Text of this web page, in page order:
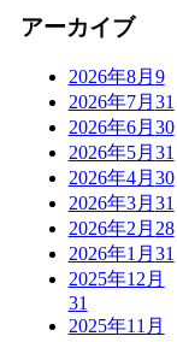
アーカイブ
2026年8月 9
2026年7月 31
2026年6月 30
2026年5月 31
2026年4月 30
2026年3月 31
2026年2月 28
2026年1月 31
2025年12月
31
2025年11月